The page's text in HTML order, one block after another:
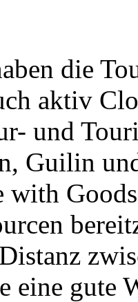
die
aktiv
und
Guilin
eine gute